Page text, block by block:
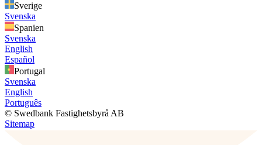
Sverige
Svenska
Spanien
Svenska
English
Español
Portugal
Svenska
English
Português
© Swedbank Fastighetsbyrå AB
Sitemap